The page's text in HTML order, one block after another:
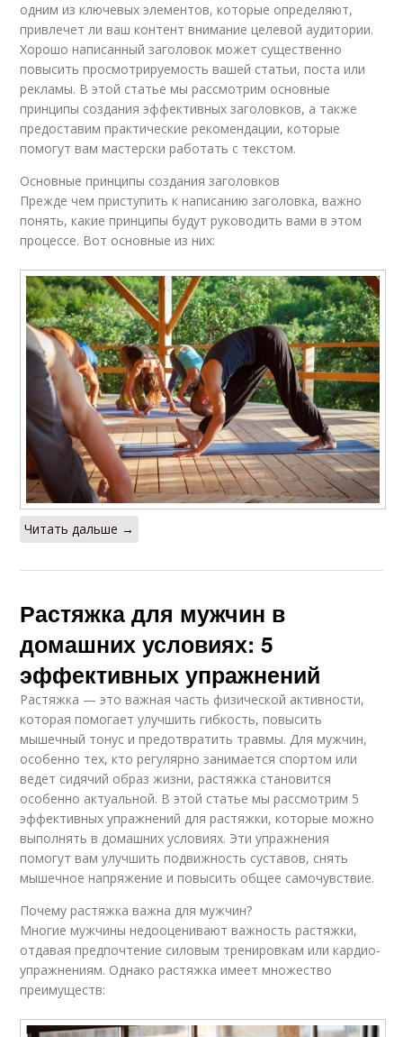
одним из ключевых элементов, которые определяют,
привлечет ли ваш контент внимание целевой аудитории.
Хорошо написанный заголовок может существенно
повысить просмотрируемость вашей статьи, поста или
рекламы. В этой статье мы рассмотрим основные
принципы создания эффективных заголовков, а также
предоставим практические рекомендации, которые
помогут вам мастерски работать с текстом.
Основные принципы создания заголовков
Прежде чем приступить к написанию заголовка, важно
понять, какие принципы будут руководить вами в этом
процессе. Вот основные из них:
Читать дальше →
Растяжка для мужчин в
домашних условиях: 5
эффективных упражнений
Растяжка — это важная часть физической активности,
которая помогает улучшить гибкость, повысить
мышечный тонус и предотвратить травмы. Для мужчин,
особенно тех, кто регулярно занимается спортом или
ведет сидячий образ жизни, растяжка становится
особенно актуальной. В этой статье мы рассмотрим 5
эффективных упражнений для растяжки, которые можно
выполнять в домашних условиях. Эти упражнения
помогут вам улучшить подвижность суставов, снять
мышечное напряжение и повысить общее самочувствие.
Почему растяжка важна для мужчин?
Многие мужчины недооценивают важность растяжки,
отдавая предпочтение силовым тренировкам или кардио-
упражнениям. Однако растяжка имеет множество
преимуществ: